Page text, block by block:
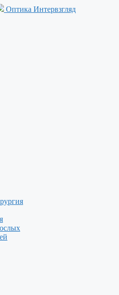
Оптика Интервзгляд